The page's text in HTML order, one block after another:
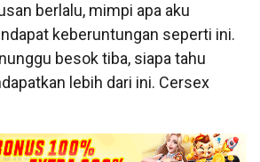
berlalu, mimpi apa aku
keberuntungan seperti ini.
besok tiba, siapa tahu
lebih dari ini. Cersex